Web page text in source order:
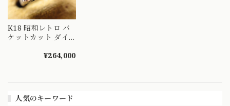
人気のキーワード
K18 昭和レトロ バ
ケットカット ダイ
石 一文字 透かし細
¥264,000